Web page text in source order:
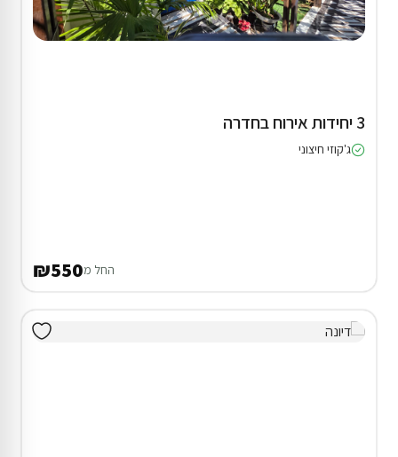
3 יחידות אירוח בחדרה
ג'קוזי חיצוני
החל מ₪550